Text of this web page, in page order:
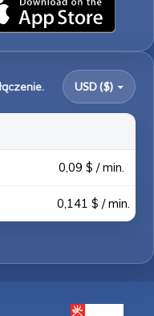
USD ($)
0,09 $ / min.
0,141 $ / min.